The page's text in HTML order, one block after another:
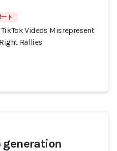
ト
Videos Misrepresent
Rallies
generation